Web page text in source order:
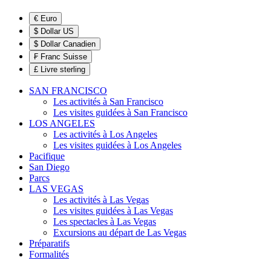
€ Euro
$ Dollar US
$ Dollar Canadien
₣ Franc Suisse
£ Livre sterling
SAN FRANCISCO
Les activités à San Francisco
Les visites guidées à San Francisco
LOS ANGELES
Les activités à Los Angeles
Les visites guidées à Los Angeles
Pacifique
San Diego
Parcs
LAS VEGAS
Les activités à Las Vegas
Les visites guidées à Las Vegas
Les spectacles à Las Vegas
Excursions au départ de Las Vegas
Préparatifs
Formalités